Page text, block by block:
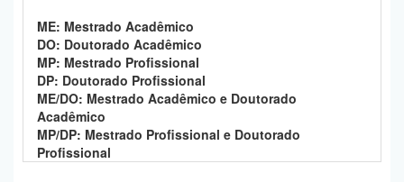
ME: Mestrado Acadêmico
DO: Doutorado Acadêmico
MP: Mestrado Profissional
DP: Doutorado Profissional
ME/DO: Mestrado Acadêmico e Doutorado
Acadêmico
MP/DP: Mestrado Profissional e Doutorado
Profissional